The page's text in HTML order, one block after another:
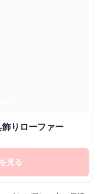
りローファー
見る